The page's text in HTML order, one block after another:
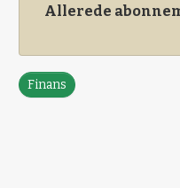
Allerede
Finans